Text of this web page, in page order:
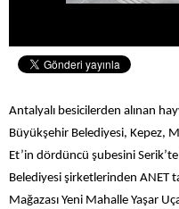
Antalyalı besicilerden alınan
Büyükşehir Belediyesi, Kepez,
Et’in dördüncü şubesini
Belediyesi şirketlerinden ANET
Mağazası Yeni Mahalle Yaşar